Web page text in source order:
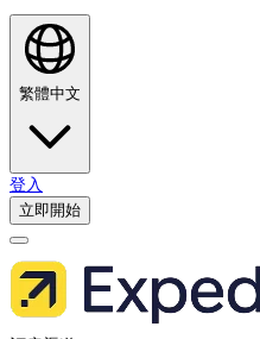
繁體中文
登入
立即開始